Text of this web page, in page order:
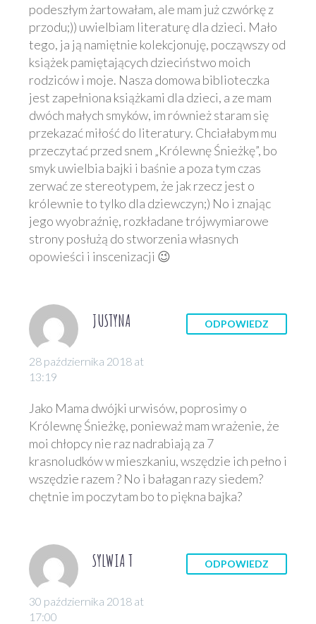
podeszłym żartowałam, ale mam już czwórkę z
przodu;)) uwielbiam literaturę dla dzieci. Mało
tego, ja ją namiętnie kolekcjonuję, począwszy od
książek pamiętających dzieciństwo moich
rodziców i moje. Nasza domowa biblioteczka
jest zapełniona książkami dla dzieci, a ze mam
dwóch małych smyków, im również staram się
przekazać miłość do literatury. Chciałabym mu
przeczytać przed snem „Królewnę Śnieżkę”, bo
smyk uwielbia bajki i baśnie a poza tym czas
zerwać ze stereotypem, że jak rzecz jest o
królewnie to tylko dla dziewczyn;) No i znając
jego wyobraźnię, rozkładane trójwymiarowe
strony posłużą do stworzenia własnych
opowieści i inscenizacji 😉
JUSTYNA
28 października 2018 at
13:19
ODPOWIEDZ
Jako Mama dwójki urwisów, poprosimy o
Królewnę Śnieżkę, ponieważ mam wrażenie, że
moi chłopcy nie raz nadrabiają za 7
krasnoludków w mieszkaniu, wszędzie ich pełno i
wszędzie razem ? No i bałagan razy siedem?
chętnie im poczytam bo to piękna bajka?
SYLWIA T
30 października 2018 at
17:00
ODPOWIEDZ